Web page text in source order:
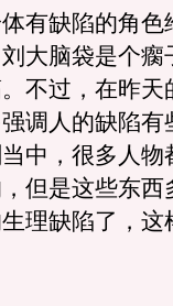
缺陷的角色
大脑袋是个瘸
不过，在昨天
调人的缺陷有
中，很多人物
但是这些东西
理缺陷了，这